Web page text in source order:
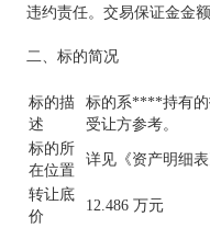
违约责任。交易保证金金
二、标的简况
标的描
述
标的系****持有的
受让方参考。
标的所
在位置
详见《资产明细表
转让底
价
12.486 万元